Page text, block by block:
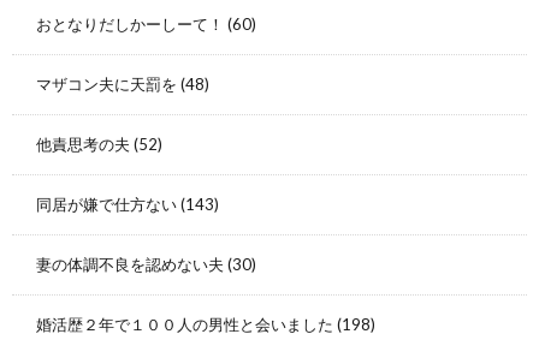
おとなりだしかーしーて！ (60)
マザコン夫に天罰を (48)
他責思考の夫 (52)
同居が嫌で仕方ない(143)
妻の体調不良を認めない夫 (30)
婚活歴２年で１００人の男性と会いました (198)